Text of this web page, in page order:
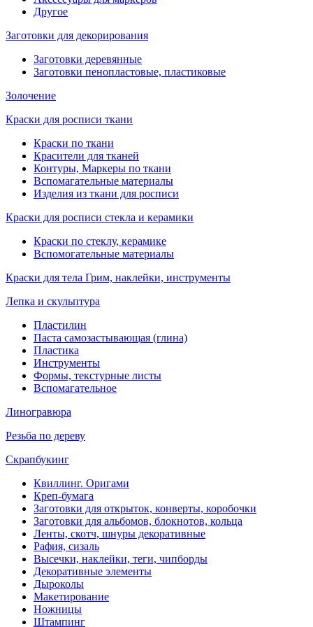
Другое
Заготовки для декорирования
Заготовки деревянные
Заготовки пенопластовые, пластиковые
Золочение
Краски для росписи ткани
Краски по ткани
Красители для тканей
Контуры, Маркеры по ткани
Вспомагательные материалы
Изделия из ткани для росписи
Краски для росписи стекла и керамики
Краски по стеклу, керамике
Вспомогательные материалы
Краски для тела Грим, наклейки, инструменты
Лепка и скульптура
Пластилин
Паста самозастывающая (глина)
Пластика
Инструменты
Формы, текстурные листы
Вспомагательное
Линогравюра
Резьба по дереву
Скрапбукинг
Квиллинг. Оригами
Креп-бумага
Заготовки для открыток, конверты, коробочки
Заготовки для альбомов, блокнотов, кольца
Ленты, скотч, шнуры декоративные
Рафия, сизаль
Высечки, наклейки, теги, чипборды
Декоративные элементы
Дыроколы
Макетирование
Ножницы
Штампинг